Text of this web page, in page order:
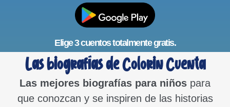
Elige 3 cuentos totalmente gratis.
Las biografías de Colorin Cuenta
Las mejores biografías para niños para
que conozcan y se inspiren de las historias